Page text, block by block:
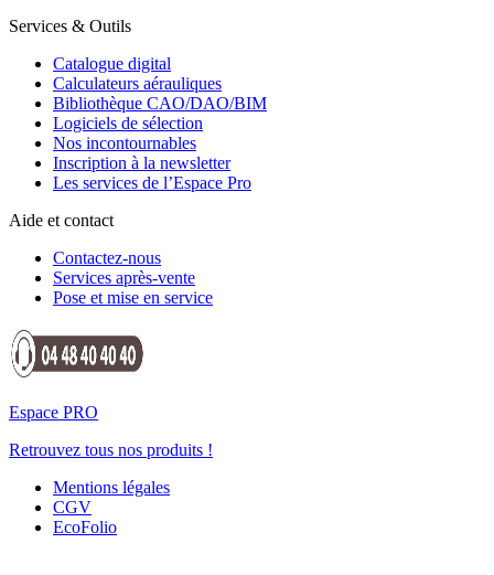
Services & Outils
Catalogue digital
Calculateurs aérauliques
Bibliothèque CAO/DAO/BIM
Logiciels de sélection
Nos incontournables
Inscription à la newsletter
Les services de l’Espace Pro
Aide et contact
Contactez-nous
Services après-vente
Pose et mise en service
Espace PRO
Retrouvez tous nos produits !
Mentions légales
CGV
EcoFolio